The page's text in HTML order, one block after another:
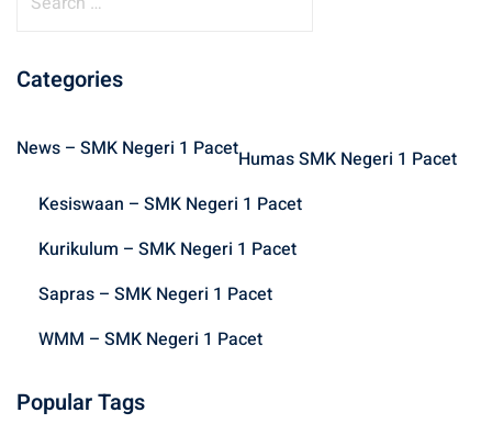
r
f
Categories
News – SMK Negeri 1 PacetHumas SMK Negeri 1 Pacet
Kesiswaan – SMK Negeri 1 Pacet
Kurikulum – SMK Negeri 1 Pacet
Sapras – SMK Negeri 1 Pacet
WMM – SMK Negeri 1 Pacet
Popular Tags